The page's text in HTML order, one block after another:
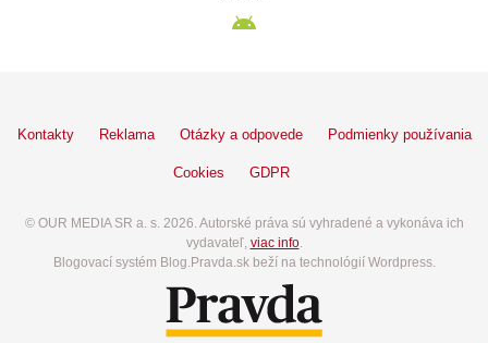
Kontakty Reklama Otázky a odpovede Podmienky používania
Cookies GDPR
© OUR MEDIA SR a. s. 2026. Autorské práva sú vyhradené a vykonáva ich
vydavateľ, viac info.
Blogovací systém Blog.Pravda.sk beží na technológií Wordpress.